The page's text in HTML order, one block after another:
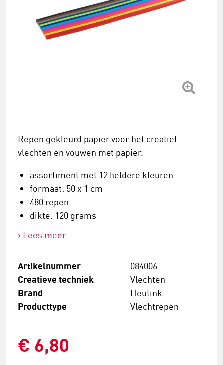
Repen gekleurd papier voor het creatief
vlechten en vouwen met papier.
assortiment met 12 heldere kleuren
formaat: 50 x 1 cm
480 repen
dikte: 120 grams
Lees meer
Artikelnummer 084006
Creatieve techniek Vlechten
Brand Heutink
Producttype Vlechtrepen
€ 6,80